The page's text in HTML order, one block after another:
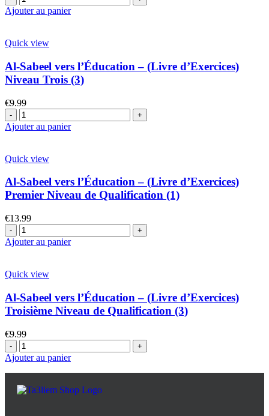
Ajouter au panier
Quick view
Al-Sabeel vers l’Éducation – (Livre d’Exercices)
Niveau Trois (3)
€9.99
Ajouter au panier
Quick view
Al-Sabeel vers l’Éducation – (Livre d’Exercices)
Premier Niveau de Qualification (1)
€13.99
Ajouter au panier
Quick view
Al-Sabeel vers l’Éducation – (Livre d’Exercices)
Troisième Niveau de Qualification (3)
€9.99
Ajouter au panier